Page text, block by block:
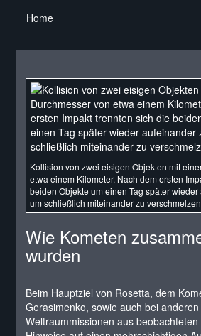
Home
Kollision von zwei eisigen Objekten mit
etwa einem Kilometer. Nach dem ersten
beiden Objekte um einen Tag später
um schließlich miteinander zu
Wie Kometen
wurden
Beim Hauptziel von Rosetta, dem
Gerasimenko, sowie auch bei anderen
Weltraummissionen aus